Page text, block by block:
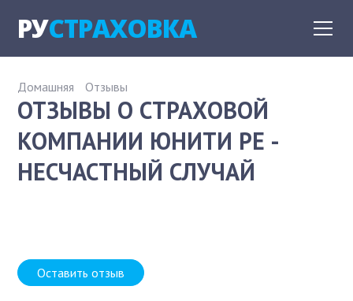
РУСТРАХОВКА
Домашняя Отзывы
ОТЗЫВЫ О СТРАХОВОЙ
КОМПАНИИ ЮНИТИ РЕ -
НЕСЧАСТНЫЙ СЛУЧАЙ
Оставить отзыв